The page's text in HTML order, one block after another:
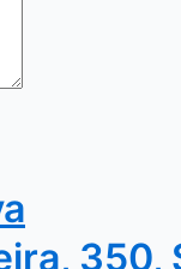
350,